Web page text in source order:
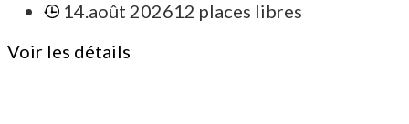
14.août 202612 places libres
Voir les détails